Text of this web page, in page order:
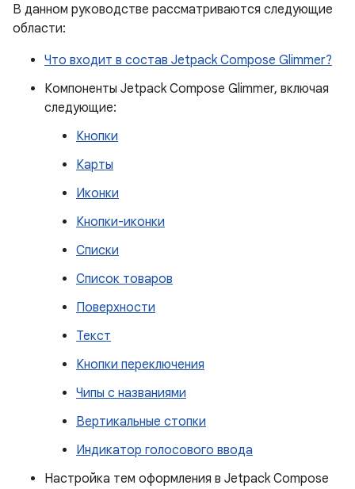
В данном руководстве рассматриваются следующие
области:
Что входит в состав Jetpack Compose Glimmer?
Компоненты Jetpack Compose Glimmer, включая
следующие:
Кнопки
Карты
Иконки
Кнопки-иконки
Списки
Список товаров
Поверхности
Текст
Кнопки переключения
Чипы с названиями
Вертикальные стопки
Индикатор голосового ввода
Настройка тем оформления в Jetpack Compose